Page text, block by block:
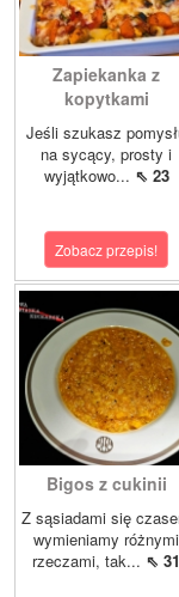
Zapiekanka z
kopytkami
Jeśli szukasz
na sycący, prosty i
wyjątkowo... ⇖ 23
Zobacz przepis!
Bigos z cukinii
Z sąsiadami się
wymieniamy różnymi
rzeczami, tak... ⇖ 31